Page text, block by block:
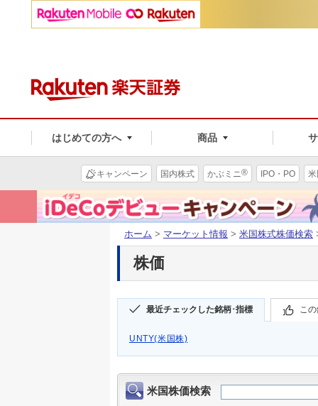
はじめての方へ 商品
キャンペーン 国内株式 かぶミニ® IPO・PO
ホーム > マーケット情報 > 米国株式株価検索
株価
最近チェックした銘柄･指標 こ
UNTY(米国株)